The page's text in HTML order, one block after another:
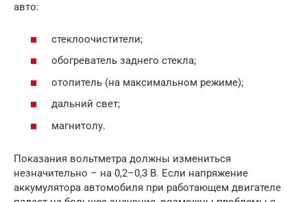
авто:
стеклоочистители;
обогреватель заднего стекла;
отопитель (на максимальном режиме);
дальний свет;
магнитолу.
Показания вольтметра должны измениться
незначительно – на 0,2–0,3 В. Если напряжение
аккумулятора автомобиля при работающем двигателе